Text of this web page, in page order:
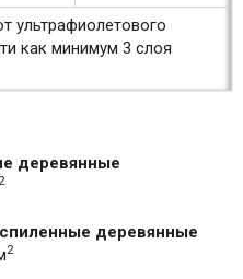
ультрафиолетового
как минимум 3 слоя
деревянные
2
деревянные
2